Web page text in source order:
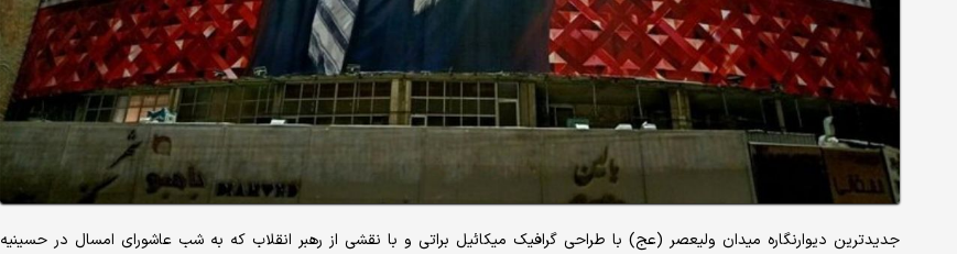
جدیدترین دیوارنگاره میدان ولیعصر (عج) با طراحی گرافیک میکائیل براتی و با نقشی از رهبر انقلاب که به شب عاشورای امسال در حسینیه